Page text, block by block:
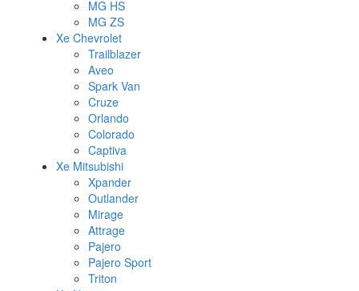
MG HS
MG ZS
Xe Chevrolet
Trailblazer
Aveo
Spark Van
Cruze
Orlando
Colorado
Captiva
Xe Mitsubishi
Xpander
Outlander
Mirage
Attrage
Pajero
Pajero Sport
Triton